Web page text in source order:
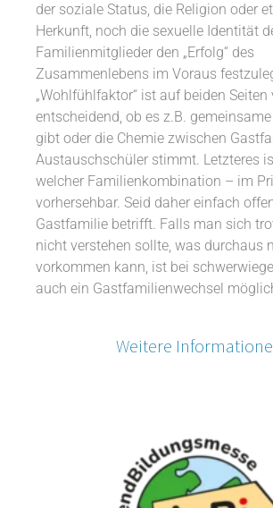
der soziale Status, die Religion oder
Herkunft, noch die sexuelle Identität
Familienmitglieder den „Erfolg“ des
Zusammenlebens im Voraus
„Wohlfühlfaktor“ ist auf beiden Seiten
entscheidend, ob es z.B.
gibt oder die Chemie zwischen
Austauschschüler stimmt. Letzteres
welcher Familienkombination – im
vorhersehbar. Seid daher einfach
Gastfamilie betrifft. Falls man sich
nicht verstehen sollte, was durchaus
vorkommen kann, ist bei
auch ein Gastfamilienwechsel
Weitere